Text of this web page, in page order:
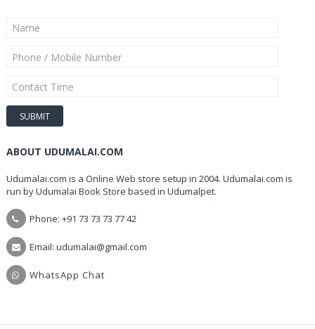
ABOUT UDUMALAI.COM
Udumalai.com is a Online Web store setup in 2004. Udumalai.com is
run by Udumalai Book Store based in Udumalpet.
Phone: +91 73 73 73 77 42
Email: udumalai@gmail.com
WhatsApp Chat